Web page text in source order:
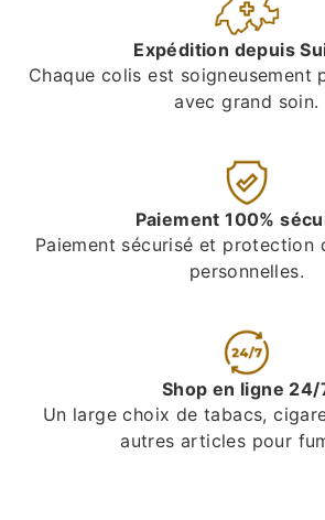
Expédition depuis
Chaque colis est soigneusement
avec grand soin.
Paiement 100%
Paiement sécurisé et protection
personnelles.
Shop en ligne 24/
Un large choix de tabacs,
autres articles pour